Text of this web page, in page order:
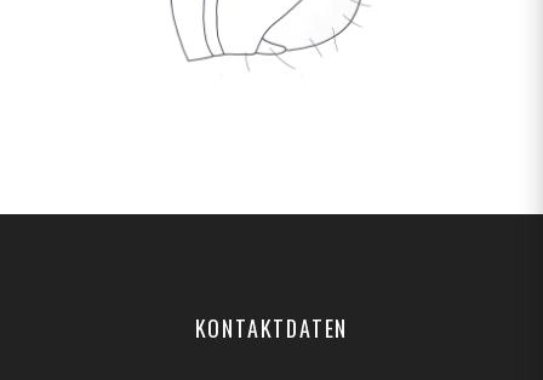
KONTAKTDATEN